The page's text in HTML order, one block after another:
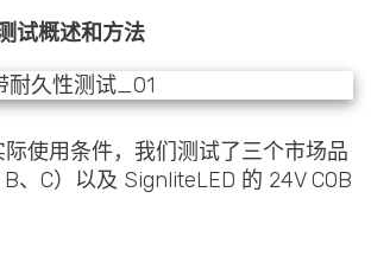
试概述和方法
使用条件，我们测试了三个市场品
、C）以及 SignliteLED 的 24V COB